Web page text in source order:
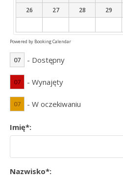
26
27 28 29
Powered by Booking Calendar
07 - Dostępny
07 - Wynajęty
07 - W oczekiwaniu
Imię*:
Nazwisko*: